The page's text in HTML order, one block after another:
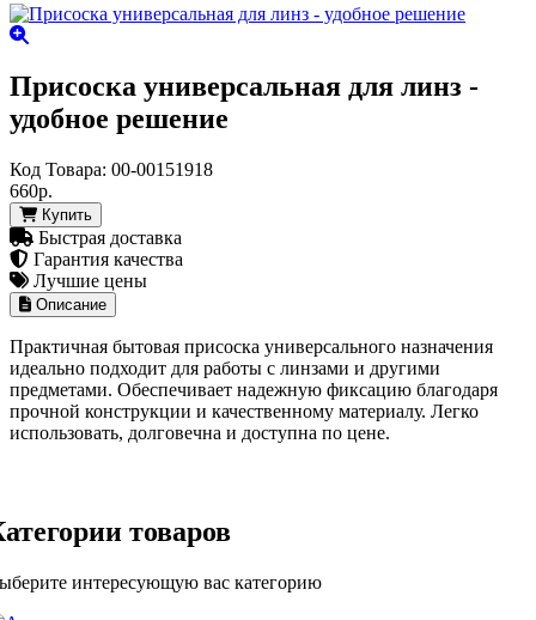
Присоска универсальная для линз -
удобное решение
Код Товара: 00-00151918
660р.
Купить
Быстрая доставка
Гарантия качества
Лучшие цены
Описание
Практичная бытовая присоска универсального назначения
идеально подходит для работы с линзами и другими
предметами. Обеспечивает надежную фиксацию благодаря
прочной конструкции и качественному материалу. Легко
использовать, долговечна и доступна по цене.
товаров
интересующую вас категорию